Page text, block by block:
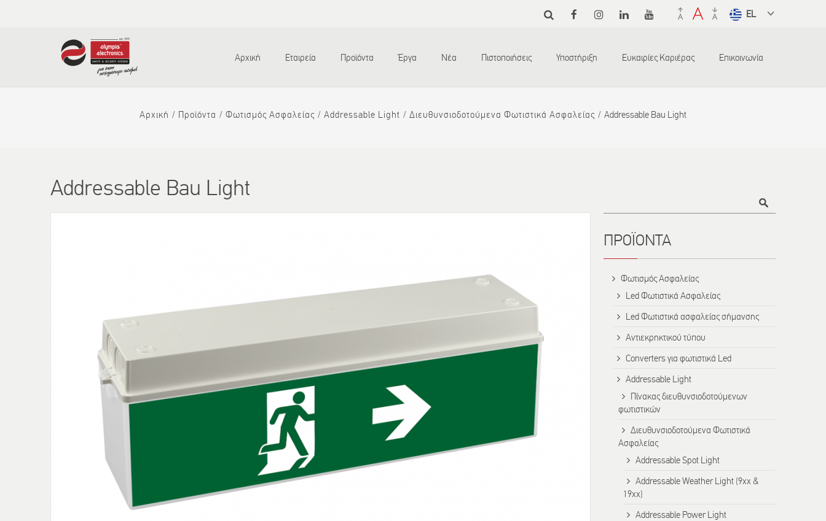
dropdown
Αρχική Εταιρεία Προϊόντα Έργα Νέα Πιστοποιήσεις Υποστήριξη Ευκαιρίες Καριέρας Επικοινωνία
Αρχική Προϊόντα Φωτισμός Ασφαλείας Addressable Light Διευθυνσιοδοτούμενα Φωτιστικά Ασφαλείας Addressable Bau Light
Addressable Bau Light
ΠΡΟΪΟΝΤΑ
Φωτισμός Ασφαλείας
Led Φωτιστικά Ασφαλείας
Led Φωτιστικά ασφαλείας σήμανσης
Αντιεκρηκτικού τύπου
Converters για φωτιστικά Led
Addressable Light
Πίνακας διευθυνσιοδοτούμενων
φωτιστικών
Διευθυνσιοδοτούμενα Φωτιστικά
Ασφαλείας
Addressable Spot Light
Addressable Weather Light (9xx &
19xx)
Addressable Power Light